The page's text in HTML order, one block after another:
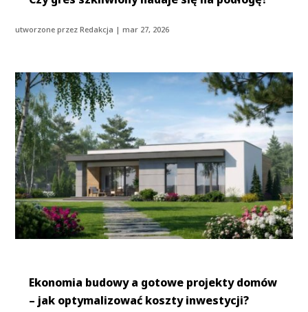
utworzone przezRedakcja |mar 27, 2026
Ekonomia budowy a gotowe projekty domów
– jak optymalizować koszty inwestycji?